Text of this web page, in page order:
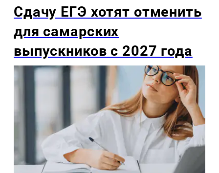
Сдачу ЕГЭ хотят отменить
для самарских
выпускников с 2027 года